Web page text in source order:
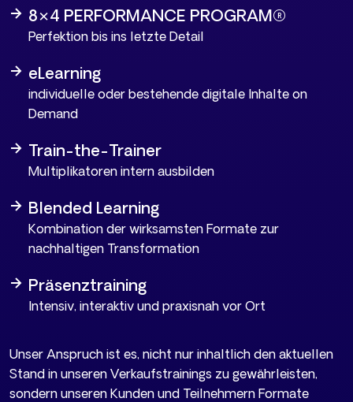
8×4 PERFORMANCE PROGRAM®
Perfektion bis ins letzte Detail
eLearning
individuelle oder bestehende digitale Inhalte on
Demand
Train-the-Trainer
Multiplikatoren intern ausbilden
Blended Learning
Kombination der wirksamsten Formate zur
nachhaltigen Transformation
Präsenztraining
Intensiv, interaktiv und praxisnah vor Ort
Unser Anspruch ist es, nicht nur inhaltlich den aktuellen
Stand in unseren Verkaufstrainings zu gewährleisten,
sondern unseren Kunden und Teilnehmern Formate